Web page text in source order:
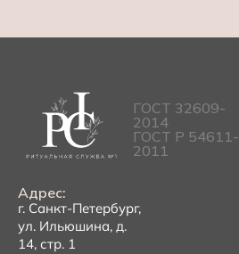
ГОСТ 32609-
2014
ГОСТ Р 54611-
2011
Адрес:
г. Санкт-Петербург,
ул. Ильюшина, д.
14, стр. 1